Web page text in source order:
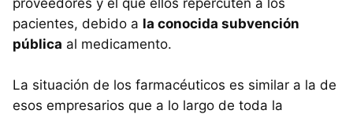
proveedores y el que ellos repercuten a los
pacientes, debido a la conocida subvención
pública al medicamento.
La situación de los farmacéuticos es similar a la de
esos empresarios que a lo largo de toda la